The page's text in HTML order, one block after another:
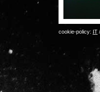
cookie-policy: IT /